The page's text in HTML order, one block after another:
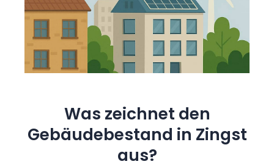
Was zeichnet den
Gebäudebestand in Zingst
aus?